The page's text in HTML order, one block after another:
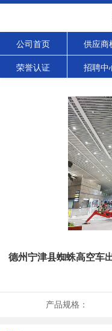
公司首页 供应商
荣誉认证 招聘中
德州宁津县蜘蛛高空车
产品规格：